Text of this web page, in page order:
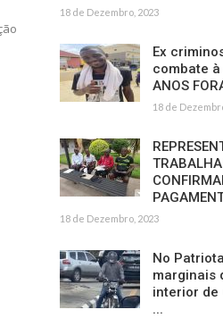
18 de Dezembro, 2023
Ex
combate
ANOS
18 de
18 de Dezembro, 2023
No
marginais
interior de
...